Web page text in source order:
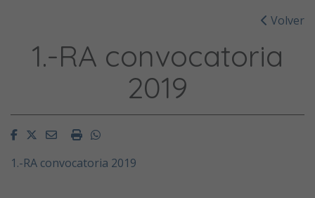
Volver
1.-RA convocatoria
2019
FacebookTwitterEmailImprimirWhatsapp
1.-RA convocatoria 2019